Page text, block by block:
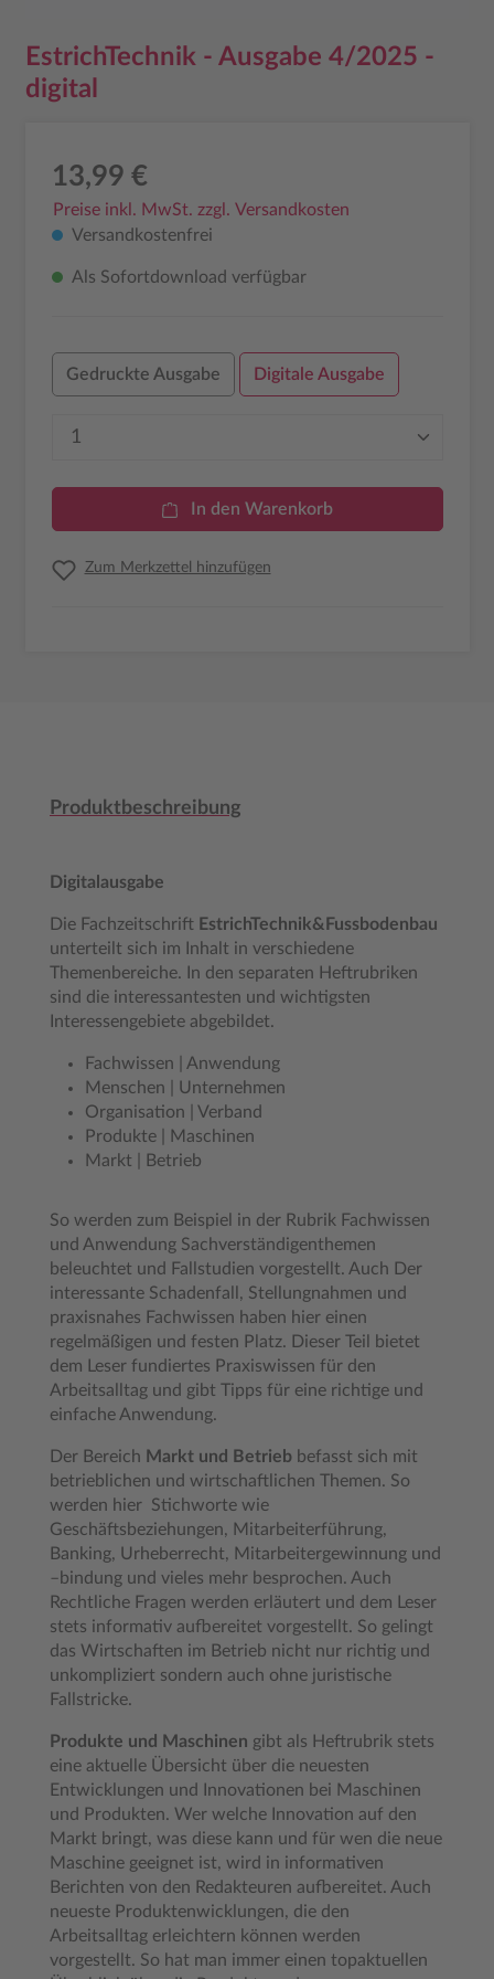
EstrichTechnik - Ausgabe 4/2025 -
digital
13,99 €
Preise inkl. MwSt. zzgl. Versandkosten
Versandkostenfrei
Als Sofortdownload verfügbar
Gedruckte Ausgabe Digitale Ausgabe
Produkt Anzahl: Gib den gewünschten
In den Warenkorb
Zum Merkzettel hinzufügen
Produktbeschreibung
Digitalausgabe
Die Fachzeitschrift EstrichTechnik&Fussbodenbau
unterteilt sich im Inhalt in verschiedene
Themenbereiche. In den separaten Heftrubriken
sind die interessantesten und wichtigsten
Interessengebiete abgebildet.
Fachwissen | Anwendung
Menschen | Unternehmen
Organisation | Verband
Produkte | Maschinen
Markt | Betrieb
So werden zum Beispiel in der Rubrik Fachwissen
und Anwendung Sachverständigenthemen
beleuchtet und Fallstudien vorgestellt. Auch Der
interessante Schadenfall, Stellungnahmen und
praxisnahes Fachwissen haben hier einen
regelmäßigen und festen Platz. Dieser Teil bietet
dem Leser fundiertes Praxiswissen für den
Arbeitsalltag und gibt Tipps für eine richtige und
einfache Anwendung.
Der Bereich Markt und Betrieb befasst sich mit
betrieblichen und wirtschaftlichen Themen. So
werden hier Stichworte wie
Geschäftsbeziehungen, Mitarbeiterführung,
Banking, Urheberrecht, Mitarbeitergewinnung und
–bindung und vieles mehr besprochen. Auch
Rechtliche Fragen werden erläutert und dem Leser
stets informativ aufbereitet vorgestellt. So gelingt
das Wirtschaften im Betrieb nicht nur richtig und
unkompliziert sondern auch ohne juristische
Fallstricke.
Produkte und Maschinen gibt als Heftrubrik stets
eine aktuelle Übersicht über die neuesten
Entwicklungen und Innovationen bei Maschinen
und Produkten. Wer welche Innovation auf den
Markt bringt, was diese kann und für wen die neue
Maschine geeignet ist, wird in informativen
Berichten von den Redakteuren aufbereitet. Auch
neueste Produktenwicklungen, die den
Arbeitsalltag erleichtern können werden
vorgestellt. So hat man immer einen topaktuellen